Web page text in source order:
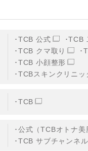
ディカルアライアンス
れる情報
る者の範囲
の利用目的
TCB 公式
TCB
TCB クマ取り
TCB 小顔整形
TCBスキンクリニッ
TCB
公式（TCBオトナ美
TCB サブチャンネル